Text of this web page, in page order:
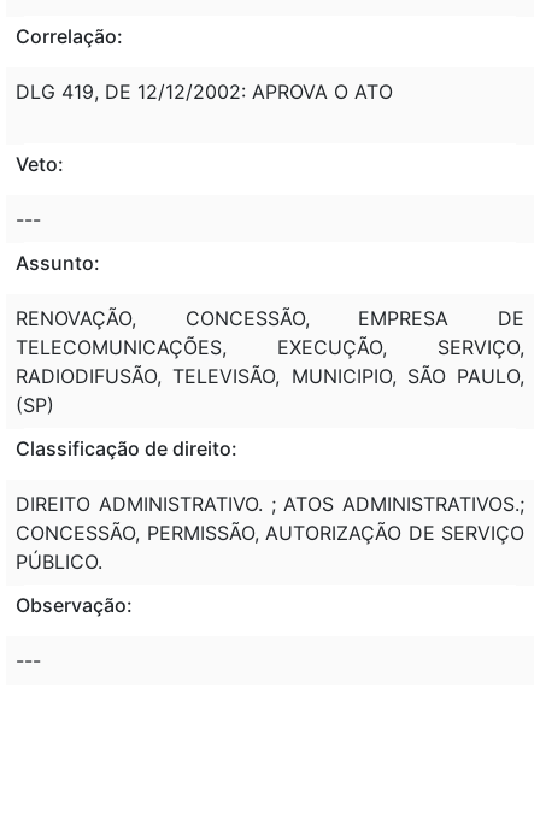
Correlação:
DLG 419, DE 12/12/2002: APROVA O ATO
Veto:
---
Assunto:
RENOVAÇÃO, CONCESSÃO, EMPRESA DE
TELECOMUNICAÇÕES, EXECUÇÃO, SERVIÇO,
RADIODIFUSÃO, TELEVISÃO, MUNICIPIO, SÃO PAULO,
(SP)
Classificação de direito:
DIREITO ADMINISTRATIVO. ; ATOS ADMINISTRATIVOS.;
CONCESSÃO, PERMISSÃO, AUTORIZAÇÃO DE SERVIÇO
PÚBLICO.
Observação:
---